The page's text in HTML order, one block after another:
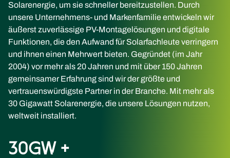
Solarenergie, um sie schneller bereitzustellen. Durch
unsere Unternehmens- und Markenfamilie entwickeln wir
äußerst zuverlässige PV-Montagelösungen und digitale
Funktionen, die den Aufwand für Solarfachleute verringern
und ihnen einen Mehrwert bieten. Gegründet (im Jahr
2004) vor mehr als 20 Jahren und mit über 150 Jahren
gemeinsamer Erfahrung sind wir der größte und
vertrauenswürdigste Partner in der Branche. Mit mehr als
30 Gigawatt Solarenergie, die unsere Lösungen nutzen,
weltweit installiert.
30GW +